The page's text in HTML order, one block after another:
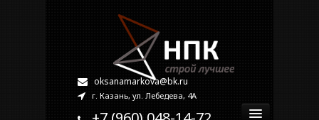
oksanamarkova@bk.ru
г. Казань, ул. Лебедева, 4А